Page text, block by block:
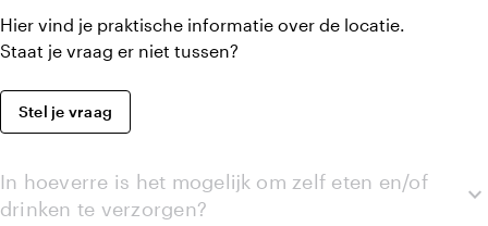
Hier vind je praktische informatie over de locatie.
Staat je vraag er niet tussen?
Stel je vraag
expand_more
In hoeverre is het mogelijk om zelf eten en/of
drinken te verzorgen?